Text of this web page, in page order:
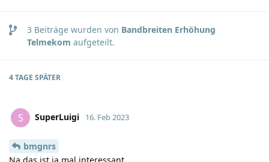
3 Beiträge wurden von Bandbreiten Erhöhung
Telmekom aufgeteilt.
4 TAGE SPÄTER
S SuperLuigi 16. Feb 2023
bmgnrs
Na das ist ja mal interessant.